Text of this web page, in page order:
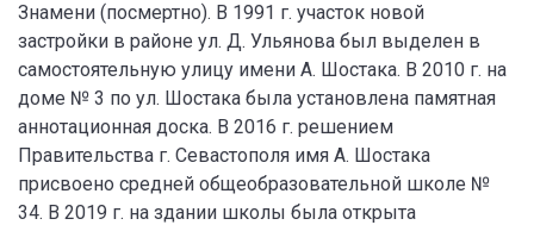
Знамени (посмертно). В 1991 г. участок новой
застройки в районе ул. Д. Ульянова был выделен в
самостоятельную улицу имени А. Шостака. В 2010 г. на
доме № 3 по ул. Шостака была установлена памятная
аннотационная доска. В 2016 г. решением
Правительства г. Севастополя имя А. Шостака
присвоено средней общеобразовательной школе №
34. В 2019 г. на здании школы была открыта